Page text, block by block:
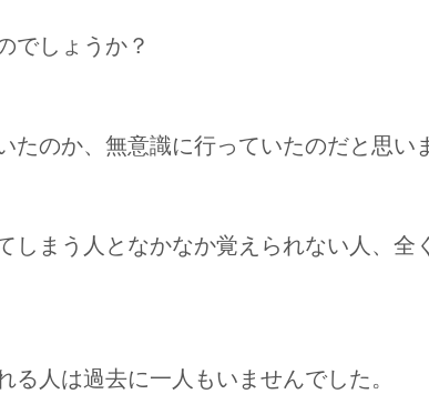
でしょうか？
のか、無意識に行っていたのだと思い
まう人となかなか覚えられない人、全
人は過去に一人もいませんでした。